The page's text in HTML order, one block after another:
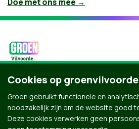
Contact
Cookies op
Groen gebruikt functionele en
noodzakelijk zijn om de website goed
Deze cookies verwerken geen